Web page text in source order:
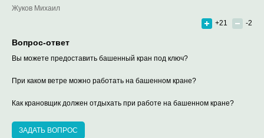
Жуков Михаил
+21
-2
Вопрос-ответ
Вы можете предоставить башенный кран под ключ?
При каком ветре можно работать на башенном кране?
Как крановщик должен отдыхать при работе на башенном кране?
ЗАДАТЬ ВОПРОС